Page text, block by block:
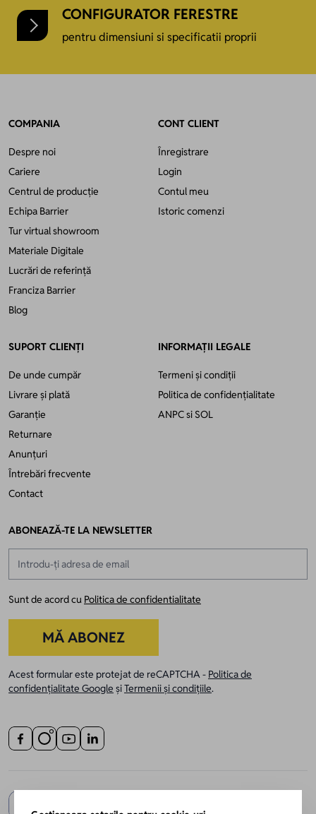
CONFIGURATOR FERESTRE
pentru dimensiuni si specificatii proprii
COMPANIA
Despre noi
Cariere
Centrul de producție
Echipa Barrier
Tur virtual showroom
Materiale Digitale
Lucrări de referință
Franciza Barrier
Blog
CONT CLIENT
Înregistrare
Login
Contul meu
Istoric comenzi
SUPORT CLIENȚI
De unde cumpăr
Livrare și plată
Garanție
Returnare
Anunțuri
Întrebări frecvente
Contact
INFORMAȚII LEGALE
Termeni și condiții
Politica de confidențialitate
ANPCsi SOL
ABONEAZĂ-TE LA NEWSLETTER
Sunt de acord cu Politica de confidentialitate
MĂ ABONEZ
Acest formular este protejat de reCAPTCHA - Politica de
confidențialitate Google șiTermenii și condițiile.